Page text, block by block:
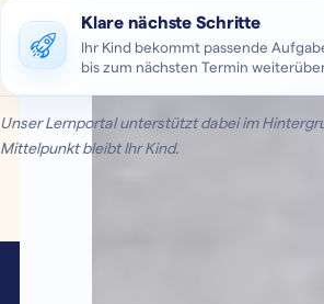
Klare nächste Schritte
Ihr Kind bekommt passende
bis zum nächsten Termin
Unser Lernportal unterstützt dabei im
Mittelpunkt bleibt Ihr Kind.